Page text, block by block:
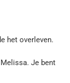
het overleven.
Je bent